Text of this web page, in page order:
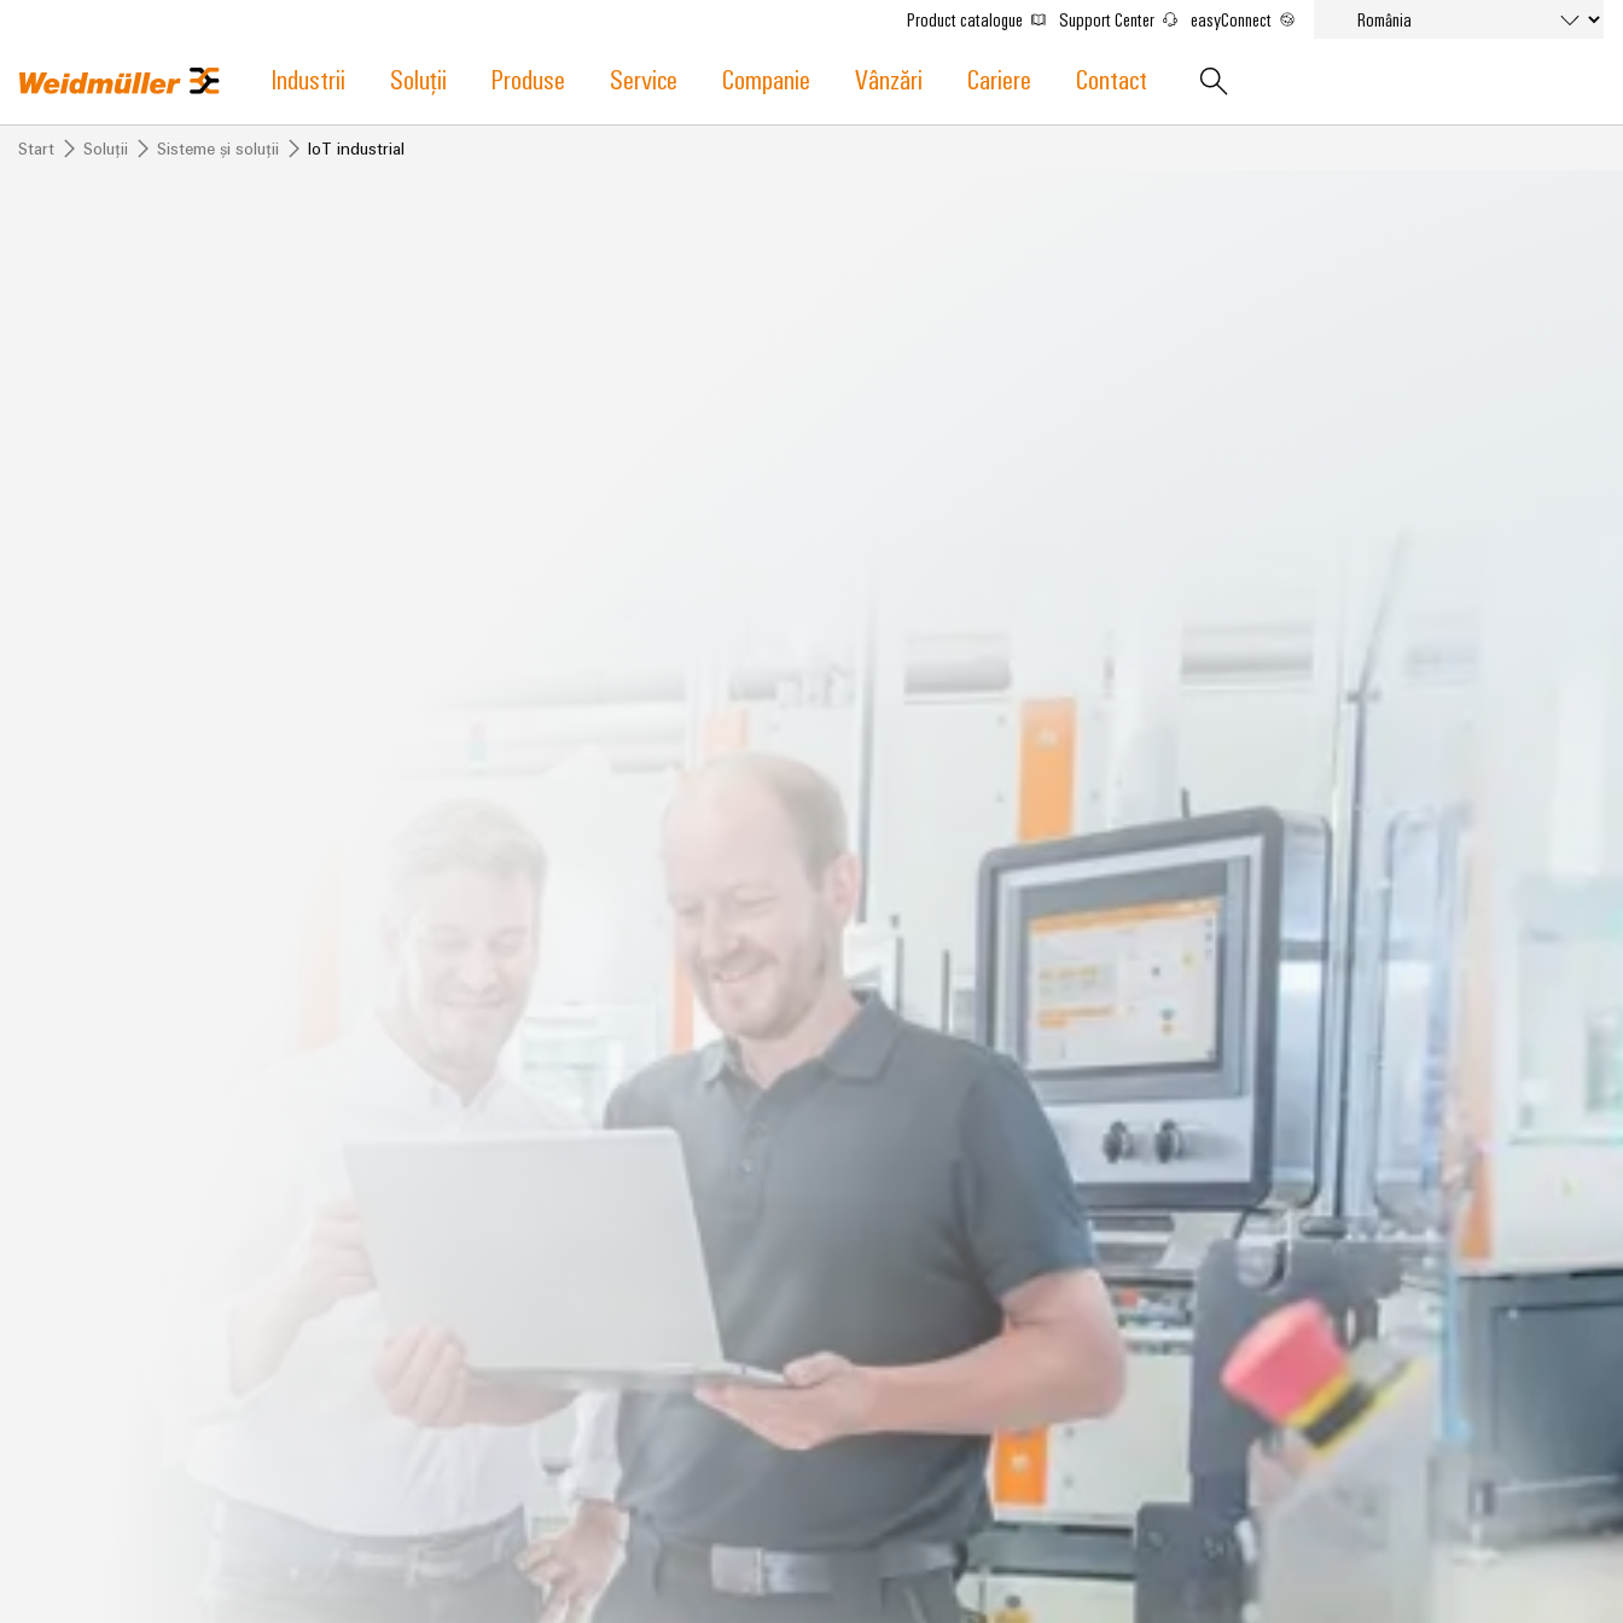
Product catalogue Support Center easyConnect
Industrii Soluții Produse Service Companie Vânzări Cariere Contact
Start Soluții Sisteme și soluții IoT industrial